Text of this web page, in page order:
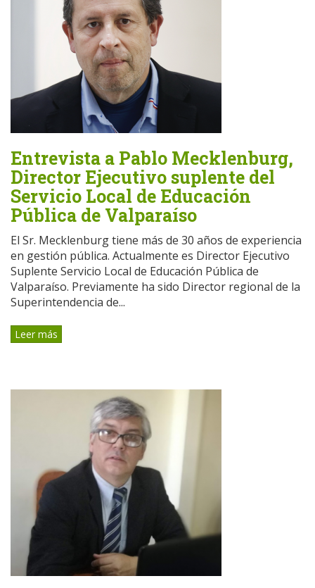
Entrevista a Pablo Mecklenburg,
Director Ejecutivo suplente del
Servicio Local de Educación
Pública de Valparaíso
El Sr. Mecklenburg tiene más de 30 años de experiencia
en gestión pública. Actualmente es Director Ejecutivo
Suplente Servicio Local de Educación Pública de
Valparaíso. Previamente ha sido Director regional de la
Superintendencia de...
Leer más